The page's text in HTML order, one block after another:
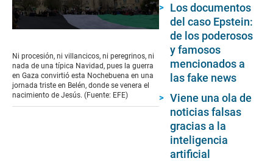
of
3
minutes,
40
seconds
Ni procesión, ni villancicos, ni peregrinos, ni
nada de una típica Navidad, pues la guerra
en Gaza convirtió esta Nochebuena en una
jornada triste en Belén, donde se venera el
nacimiento de Jesús. (Fuente: EFE)
Los documentos
del caso Epstein:
de los poderosos
y famosos
mencionados a
las fake news
Viene una ola de
noticias falsas
gracias a la
inteligencia
artificial